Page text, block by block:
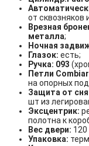
от сквозняков
Врезная
металла;
Ночная
Глазок: есть;
Ручка: 093
Петли
на опорных
Защита от
шт из
Эксцентрик:
полотна к
Вес двери: 120
Упаковка: